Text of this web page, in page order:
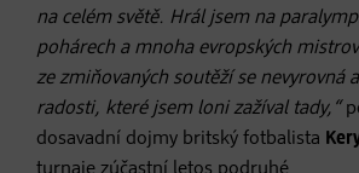
na celém světě. Hrál jsem na
pohárech a mnoha evropských
ze zmiňovaných soutěží se nevyrovná
radosti, které jsem loni zažíval tady,“
dosavadní dojmy britský fotbalista